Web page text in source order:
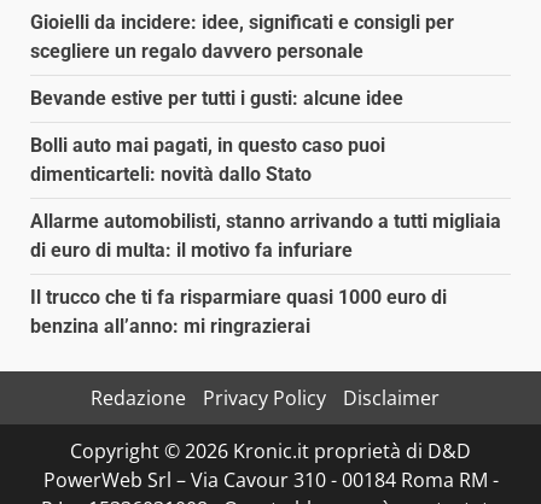
Gioielli da incidere: idee, significati e consigli per
scegliere un regalo davvero personale
Bevande estive per tutti i gusti: alcune idee
Bolli auto mai pagati, in questo caso puoi
dimenticarteli: novità dallo Stato
Allarme automobilisti, stanno arrivando a tutti migliaia
di euro di multa: il motivo fa infuriare
Il trucco che ti fa risparmiare quasi 1000 euro di
benzina all’anno: mi ringrazierai
Redazione Privacy Policy
Disclaimer
Copyright © 2026 Kronic.it proprietà di D&D
PowerWeb Srl – Via Cavour 310 - 00184 Roma RM -